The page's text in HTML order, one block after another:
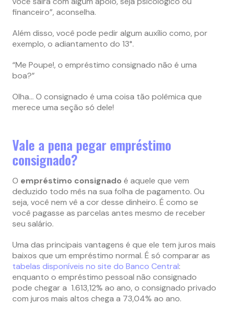
financeiro”, aconselha.
Além disso, você pode pedir algum auxílio como, por
exemplo, o adiantamento do 13°.
“Me Poupe!, o empréstimo consignado não é uma
boa?”
Olha… O consignado é uma coisa tão polêmica que
merece uma seção só dele!
Vale a pena pegar empréstimo
consignado?
O empréstimo consignado é aquele que vem
deduzido todo mês na sua folha de pagamento. Ou
seja, você nem vê a cor desse dinheiro. É como se
você pagasse as parcelas antes mesmo de receber
seu salário.
Uma das principais vantagens é que ele tem juros mais
baixos que um empréstimo normal. É só comparar as
tabelas disponíveis no site do Banco Central:
enquanto o empréstimo pessoal não consignado
pode chegar a 1.613,12% ao ano, o consignado privado
com juros mais altos chega a 73,04% ao ano.